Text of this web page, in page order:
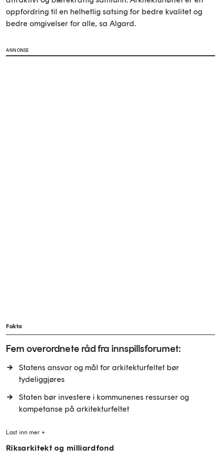
oppfordring til en helhetlig satsing for bedre kvalitet og
bedre omgivelser for alle, sa Algard.
ANNONSE
Fakta
Fem overordnete råd fra innspillsforumet:
Statens ansvar og mål for arkitekturfeltet bør
tydeliggjøres
Staten bør investere i kommunenes ressurser og
kompetanse på arkitekturfeltet
Last inn mer +
Riksarkitekt og milliardfond